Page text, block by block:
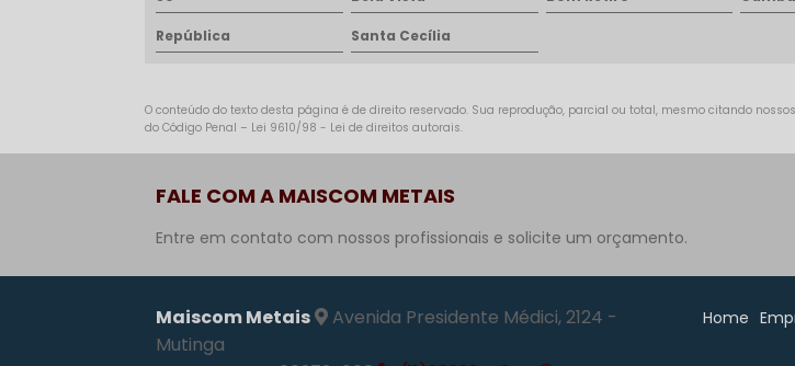
República Santa Cecília
O conteúdo do texto desta página é de direito reservado. Sua reprodução, parcial ou total, mesmo citando
do Código Penal – Lei 9610/98 - Lei de direitos autorais.
FALE COM A MAISCOM METAIS
Entre em contato com nossos profissionais e solicite um orçamento.
Maiscom Metais
Avenida Presidente Médici, 2124 -
Mutinga
Home